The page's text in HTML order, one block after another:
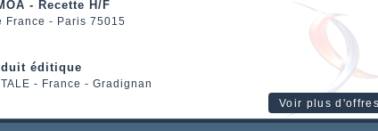
- Recette H/F
France - Paris 75015
éditique
- France - Gradignan
Voir plus d'offres